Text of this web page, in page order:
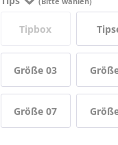
Tipbox
Größe 03
Größe 07